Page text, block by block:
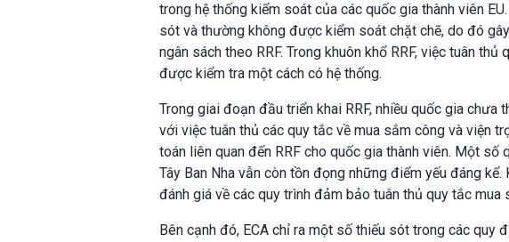
trong hệ thống kiểm soát của các quốc gia thành viên
sót và thường không được kiểm soát chặt chẽ, do đó
ngân sách theo RRF. Trong khuôn khổ RRF, việc tuân
được kiểm tra một cách có hệ thống.
Trong giai đoạn đầu triển khai RRF, nhiều quốc gia
với việc tuân thủ các quy tắc về mua sắm công và viện
toán liên quan đến RRF cho quốc gia thành viên. Một
Tây Ban Nha vẫn còn tồn đọng những điểm yếu đáng
đánh giá về các quy trình đảm bảo tuân thủ quy tắc
Bên cạnh đó, ECA chỉ ra một số thiếu sót trong các quy